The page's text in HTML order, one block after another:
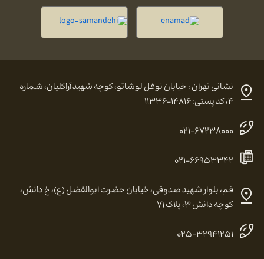
نشانی تهران : خیابان نوفل لوشاتو، کوچه شهید آراکلیان، شماره
۴، کد پستی: ۱۴۸۱۶-۱۱۳۳۶
۰۲۱-۶۷۲۳۸۰۰۰
۰۲۱-۶۶۹۵۳۳۴۲
قم، بلوار شهید صدوقی، خیابان حضرت ابوالفضل (ع)، خ دانش،
کوچه دانش ۳، پلاک ۷۱
۰۲۵-۳۲۹۴۱۲۵۱